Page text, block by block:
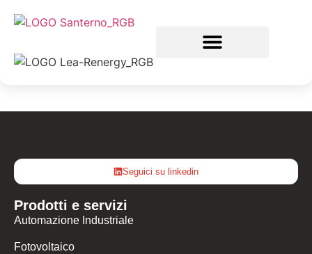
Seguici su linkedin
Prodotti e servizi
Automazione Industriale
Fotovoltaico